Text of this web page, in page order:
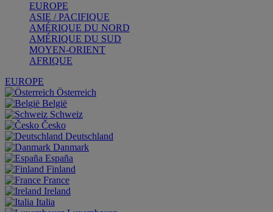
EUROPE
ASIE / PACIFIQUE
AMÉRIQUE DU NORD
AMÉRIQUE DU SUD
MOYEN-ORIENT
AFRIQUE
EUROPE
Österreich
België
Schweiz
Česko
Deutschland
Danmark
España
Finland
France
Ireland
Italia